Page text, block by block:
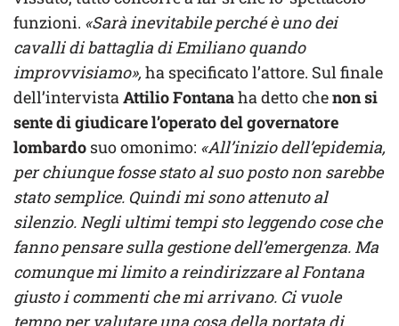
funzioni. «Sarà inevitabile perché è uno dei
cavalli di battaglia di Emiliano quando
improvvisiamo»,ha specificato l’attore. Sul finale
dell’intervistaAttilio Fontanaha detto chenon si
sente di giudicare l’operato del governatore
lombardo suo omonimo: «All’inizio dell’epidemia,
per chiunque fosse stato al suo posto non sarebbe
stato semplice. Quindi mi sono attenuto al
silenzio. Negli ultimi tempi sto leggendo cose che
fanno pensare sulla gestione dell’emergenza. Ma
comunque mi limito a reindirizzare al Fontana
giusto i commenti che mi arrivano. Ci vuole
tempo per valutare una cosa della portata di